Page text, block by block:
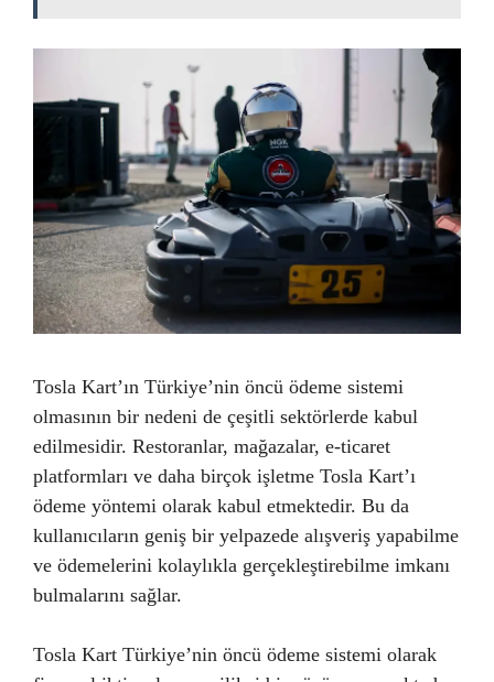
Tosla Kart’ın Türkiye’nin öncü ödeme sistemi
olmasının bir nedeni de çeşitli sektörlerde kabul
edilmesidir. Restoranlar, mağazalar, e-ticaret
platformları ve daha birçok işletme Tosla Kart’ı
ödeme yöntemi olarak kabul etmektedir. Bu da
kullanıcıların geniş bir yelpazede alışveriş yapabilme
ve ödemelerini kolaylıkla gerçekleştirebilme imkanı
bulmalarını sağlar.
Tosla Kart Türkiye’nin öncü ödeme sistemi olarak